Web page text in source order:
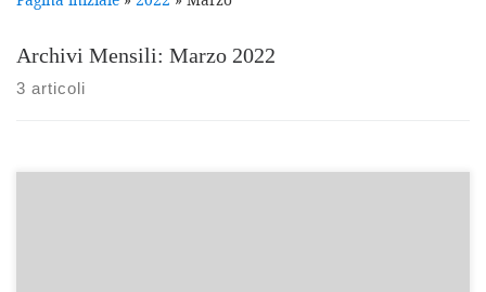
Archivi Mensili: Marzo 2022
3 articoli